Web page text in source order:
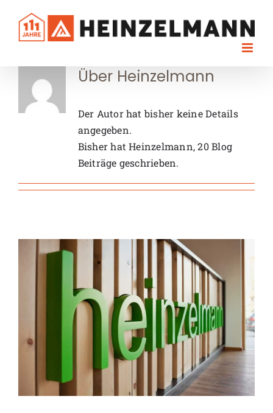
content
Über Heinzelmann
Der Autor hat bisher keine Details
angegeben.
Bisher hat Heinzelmann, 20 Blog
Beiträge geschrieben.